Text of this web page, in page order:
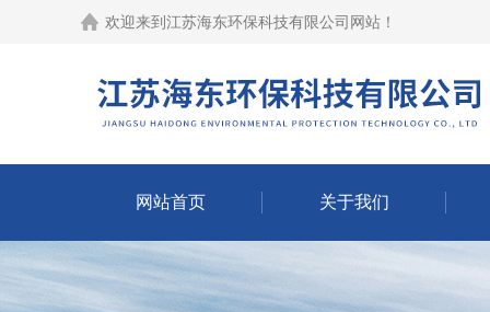
欢迎来到江苏海东环保科技有限公司网站！
网站首页 关于我们